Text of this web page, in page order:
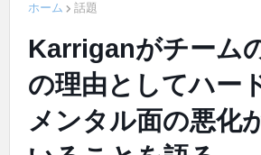
ホーム 話題
Karriganがチーム
の理由としてハー
メンタル面の悪化